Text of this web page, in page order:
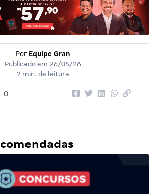
Por Equipe Gran
Publicado em 26/05/26
2 min. de leitura
0